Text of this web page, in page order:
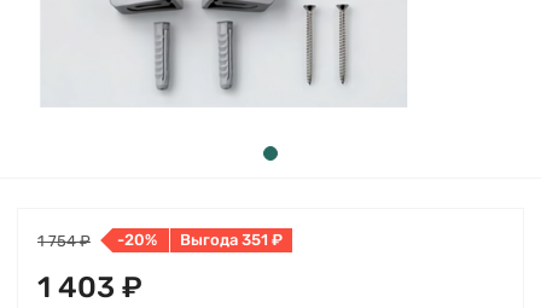
1 754 ₽ -20% Выгода 351 ₽
1 403 ₽